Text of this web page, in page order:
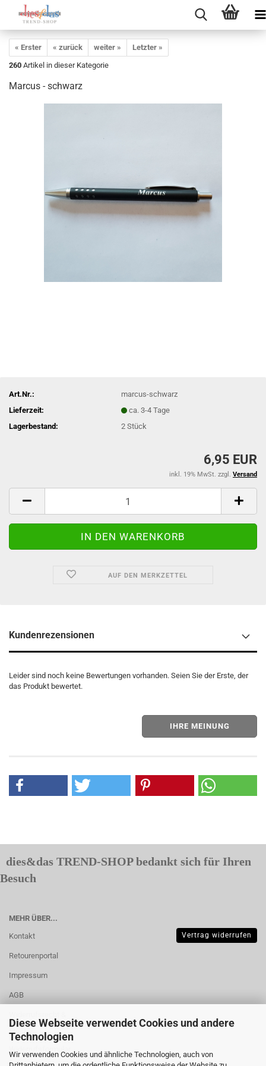
Diese Webseite verwendet Cookies und andere
Technologien
Wir verwenden Cookies und ähnliche Technologien, auch von
« Erster « zurück weiter »
Letzter »
260 Artikel in dieser Kategorie
Marcus - schwarz
Art.Nr.:
marcus-schwarz
Lieferzeit:
ca. 3-4 Tage
Lagerbestand:
2Stück
6,95 EUR
inkl. 19% MwSt. zzgl. Versand
AUF DEN MERKZETTEL
Kundenrezensionen
Leider sind noch keine Bewertungen vorhanden. Seien Sie der Erste, der
das Produkt bewertet.
IHRE MEINUNG
dies&das TREND-SHOP bedankt sich für Ihren
Besuch
MEHR ÜBER...
Kontakt
Retourenportal
Impressum
AGB
Muster-
Widerrufsformular
Vertrag widerrufen